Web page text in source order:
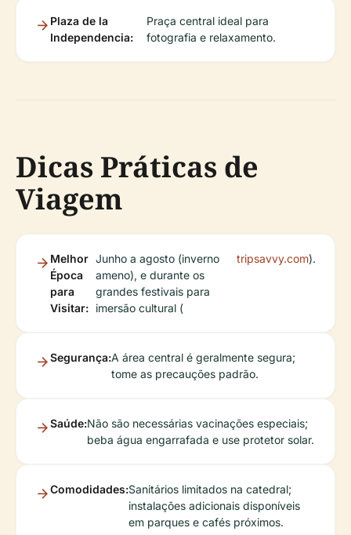
Plaza de la
Independencia:
Praça central ideal para
fotografia e relaxamento.
Dicas Práticas de
Viagem
Melhor
Época
para
Visitar:
Junho a agosto (inverno
ameno), e durante os
grandes festivais para
imersão cultural (
tripsavvy.com).
Segurança:A área central é geralmente segura;
tome as precauções padrão.
Saúde:Não são necessárias vacinações especiais;
beba água engarrafada e use protetor solar.
Comodidades:Sanitários limitados na catedral;
instalações adicionais disponíveis
em parques e cafés próximos.